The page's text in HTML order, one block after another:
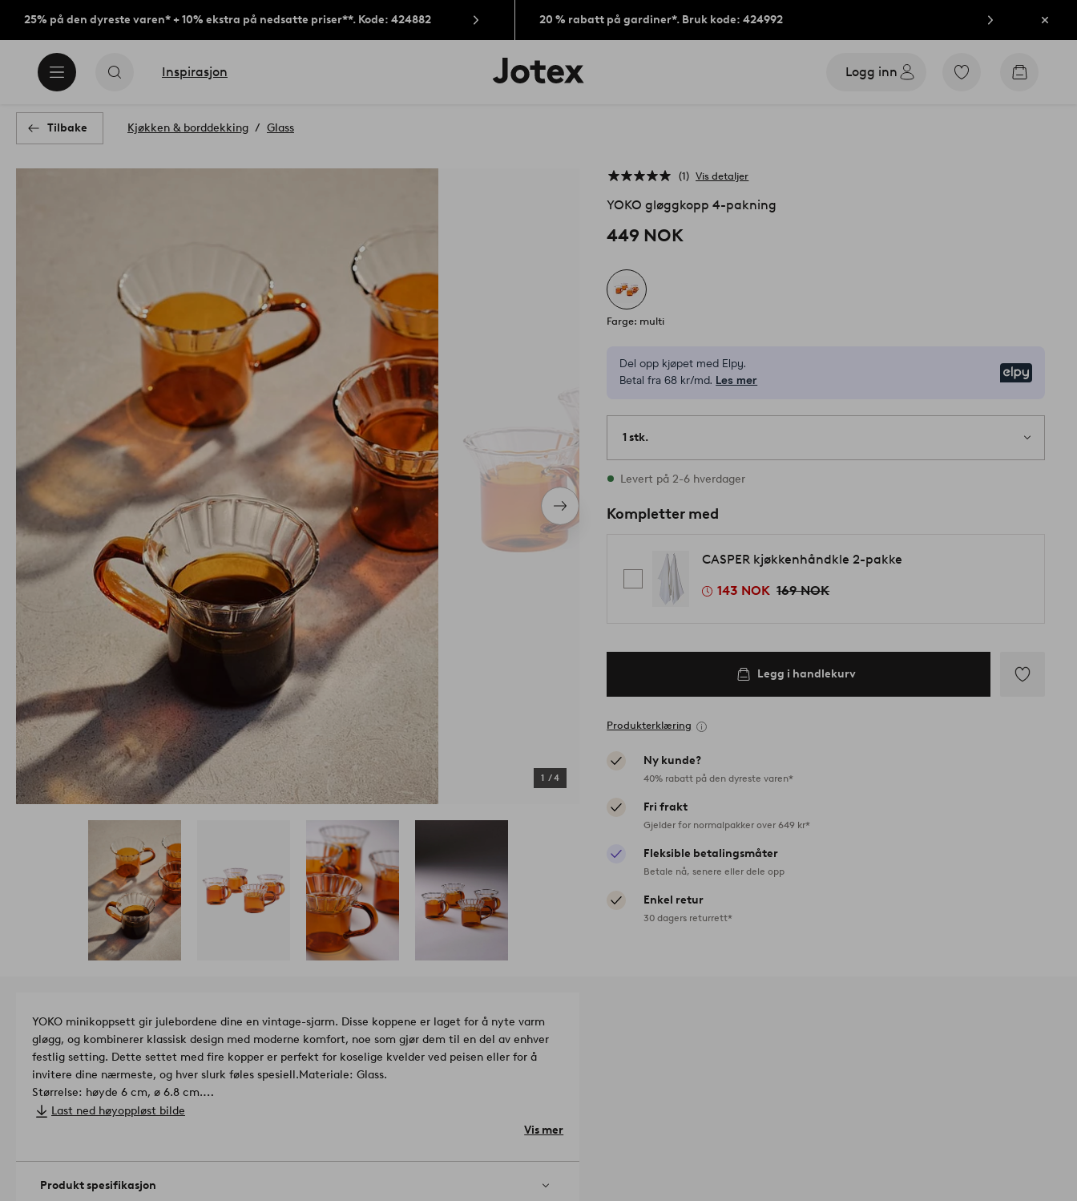
25% på den dyreste varen* + 10% ekstra på nedsatte priser**. Kode: 424882 20 % rabatt på gardiner*. Bruk kode: 424992 Lukk
Inspirasjon
Jotex’
logo
Logg inn
Gå
Gå
Tilbake Kjøkken & borddekking Glass
Neste
produkt
1 /4
1 Vis detaljer
YOKO gløggkopp 4-pakning
449 NOK
Farge: multi
Del opp kjøpet med Elpy.
Betal fra 68 kr/md. Les mer
1 stk.
På lager
Levert på 2-6 hverdager
Kompletter med
CASPER kjøkkenhåndkle 2-pakke
143 NOK 169 NOK
Legg i handlekurv
Produkterklæring
Ny kunde?
40% rabatt på den dyreste varen*
Fri frakt
Gjelder for normalpakker over 649 kr*
Fleksible betalingsmåter
Betale nå, senere eller dele opp
Enkel retur
30 dagers returrett*
YOKO minikoppsett gir julebordene dine en vintage-sjarm. Disse koppene er laget for å nyte varm
gløgg, og kombinerer klassisk design med moderne komfort, noe som gjør dem til en del av enhver
festlig setting. Dette settet med fire kopper er perfekt for koselige kvelder ved peisen eller for å
invitere dine nærmeste, og hver slurk føles spesiell.
Materiale: Glass.
Størrelse: høyde 6 cm, ø 6.8 cm.
Volum: 10 cl/glass.
Artikelnummer: 2155377-01-0
Last ned høyoppløst bilde
Vis mer
Produkt spesifikasjon